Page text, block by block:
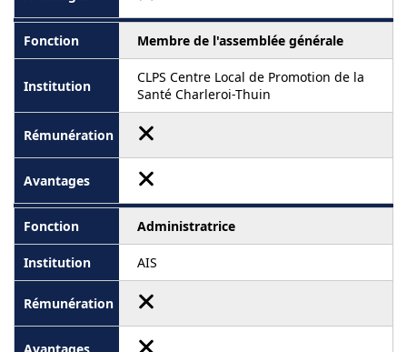
Membre de l'assemblée générale
CLPS Centre Local de Promotion de la
Santé Charleroi-Thuin
Administratrice
AIS